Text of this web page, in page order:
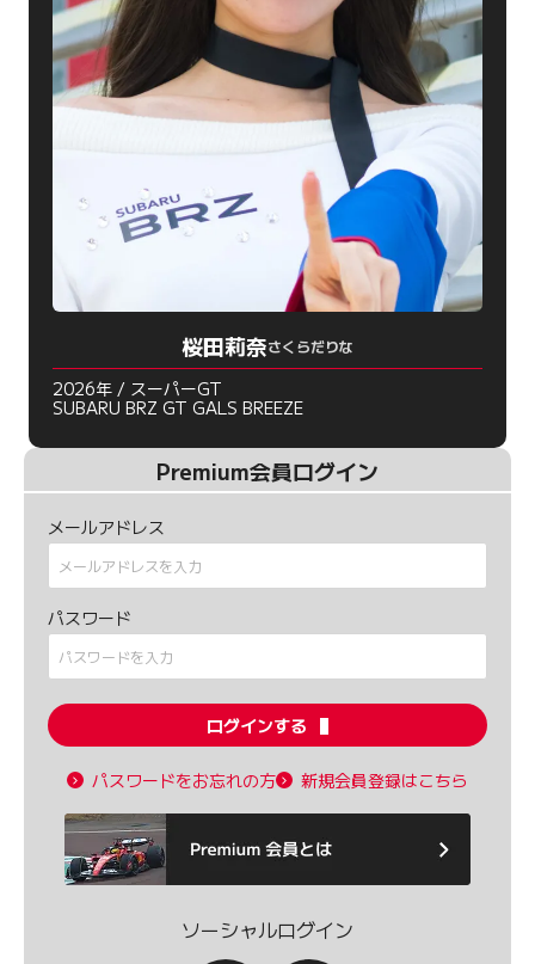
桜田莉奈さくらだりな
2026年 / スーパーGT
SUBARU BRZ GT GALS BREEZE
Premium会員ログイン
メールアドレス
パスワード
ログインする
パスワードをお忘れの方 新規会員登録はこちら
ソーシャルログイン